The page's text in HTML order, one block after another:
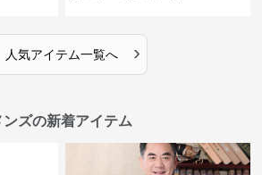
人気アイテム一覧へ ›
ズの新着アイテム